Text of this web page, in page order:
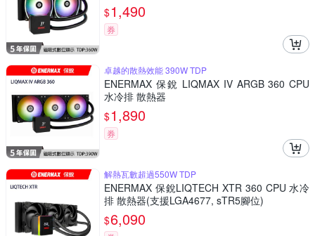
$1,490
券
卓越的散熱效能 390W TDP
ENERMAX 保銳 LIQMAX IV ARGB 360 CPU
水冷排 散熱器
$1,890
券
解熱瓦數超過550W TDP
ENERMAX 保銳LIQTECH XTR 360 CPU 水冷
排 散熱器(支援LGA4677, sTR5腳位)
$6,090